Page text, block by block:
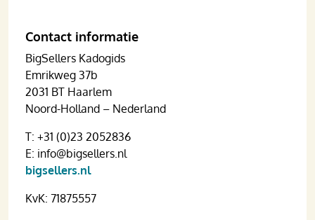
Contact informatie
BigSellers Kadogids
Emrikweg 37b
2031 BT Haarlem
Noord-Holland – Nederland
T: +31 (0)23 2052836
E: info@bigsellers.nl
bigsellers.nl
KvK: 71875557